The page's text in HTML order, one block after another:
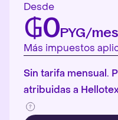
Desde
₲0PYG/mes
Más impuestos
Sin tarifa mensual.
atribuidas a